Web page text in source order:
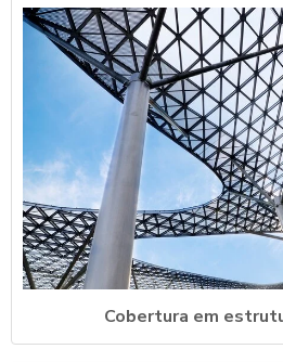
Cobertura em